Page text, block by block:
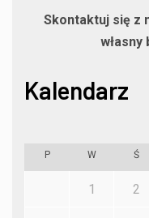
Skontaktuj się z
Kalendarz
P W Ś
1 2